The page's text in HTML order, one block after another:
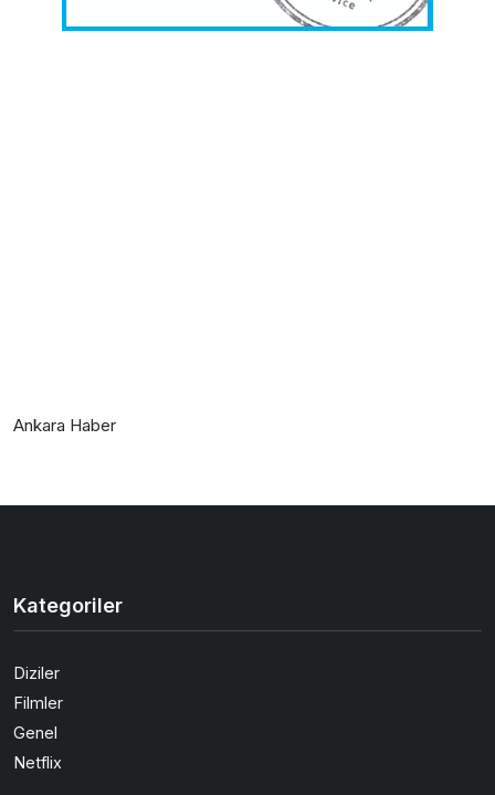
Ankara Haber
Kategoriler
Diziler
Filmler
Genel
Netflix